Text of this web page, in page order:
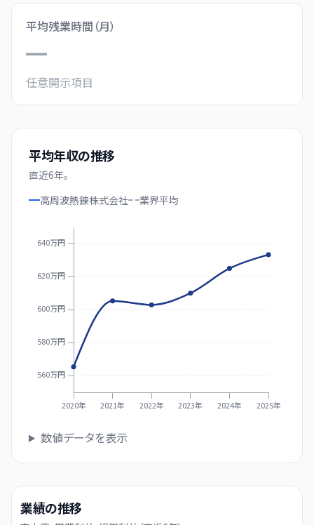
平均残業時間（月）
—
任意開示項目
平均年収の推移
直近6年。
高周波熱錬株式会社
業界平均
560万円
580万円
600万円
620万円
640万円
2020年 2021年 2022年 2023年 2024年 2025年
数値データを表示
業績の推移